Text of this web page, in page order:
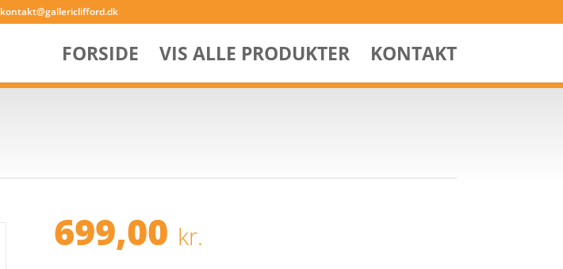
kontakt@gallericlifford.dk
FORSIDE VIS ALLE PRODUKTER KONTAKT
699,00 kr.